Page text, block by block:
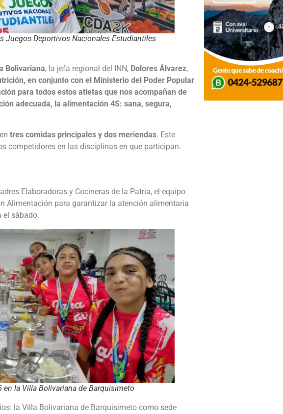
Juegos Deportivos Nacionales Estudiantiles
Bolivariana, la jefa regional del INN, Dolores Álvarez,
en conjunto con el Ministerio del Poder Popular
para todos estos atletas que nos acompañan de
adecuada, la alimentación 4S: sana, segura,
tres comidas principales y dos meriendas. Este
competidores en las disciplinas en que participan.
Elaboradoras y Cocineras de la Patria, el equipo
Alimentación para garantizar la atención alimentaria
el sábado.
la Villa Bolivariana de Barquisimeto
la Villa Bolivariana de Barquisimeto como sede